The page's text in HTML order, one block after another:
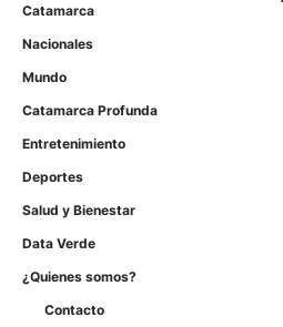
Catamarca
Nacionales
Mundo
Catamarca Profunda
Entretenimiento
Deportes
Salud y Bienestar
Data Verde
¿Quienes somos?
Contacto